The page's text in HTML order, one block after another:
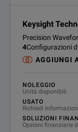
Keysight
Precision
4Configurazioni
AGGIUNGI
NOLEGGIO
Unità disponibili
USATO
Richiedi
SOLUZIONI
Opzioni finanziarie